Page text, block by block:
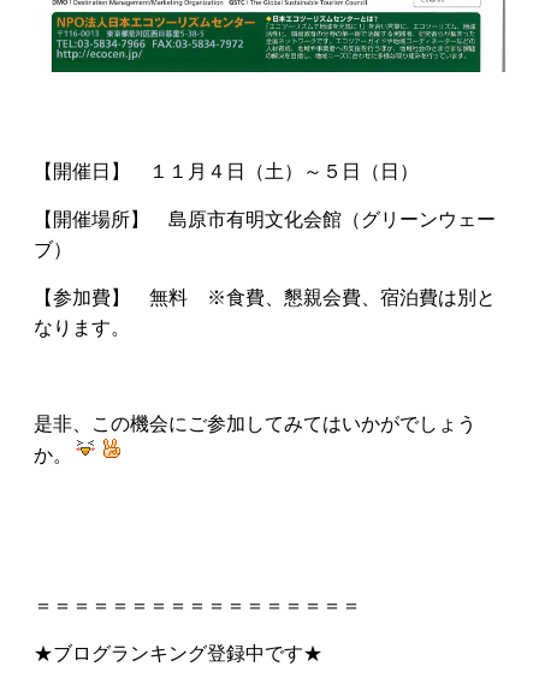
【開催日】 １１月４日（土）～５日（日）
【開催場所】 島原市有明文化会館（グリーンウェー
ブ）
【参加費】 無料 ※食費、懇親会費、宿泊費は別と
なります。
是非、この機会にご参加してみてはいかがでしょう
か。
＝＝＝＝＝＝＝＝＝＝＝＝＝＝＝＝＝
★ブログランキング登録中です★